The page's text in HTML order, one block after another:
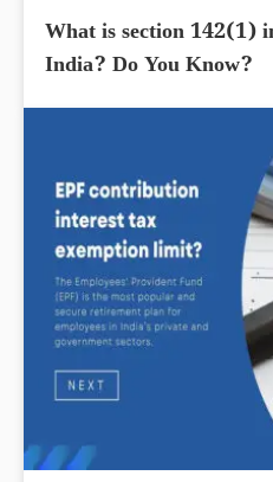
What is section 142(1)
India? Do You Know?